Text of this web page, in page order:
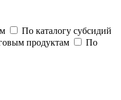
По каталогу субсидий
продуктам
По